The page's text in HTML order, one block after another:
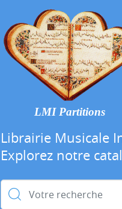
LMI Partitions
Librairie Musicale
Explorez notre
Rechercher :